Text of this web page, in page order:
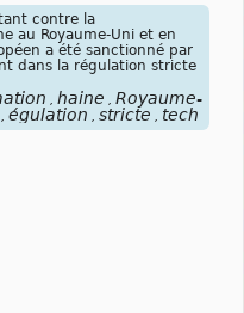
contre la
au Royaume-Uni et en
a été sanctionné par
dans la régulation stricte
, haine , Royaume-
, égulation , stricte , tech